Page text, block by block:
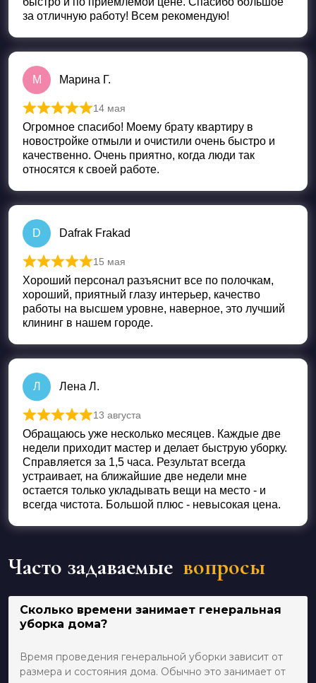
за отличную работу! Всем рекомендую!
М Марина Г.
Оценка
14 мая
Огромное спасибо! Моему брату квартиру в
новостройке отмыли и очистили очень быстро и
качественно. Очень приятно, когда люди так
относятся к своей работе.
D Dafrak Frakad
Оценка
15 мая
Хороший персонал разъяснит все по полочкам,
хороший, приятный глазу интерьер, качество
работы на высшем уровне, наверное, это лучший
клининг в нашем городе.
Л Лена Л.
Оценка из 5
13 августа
Обращаюсь уже несколько месяцев. Каждые две
недели приходит мастер и делает быструю уборку.
Справляется за 1,5 часа. Результат всегда
устраивает, на ближайшие две недели мне
остается только укладывать вещи на место - и
всегда чистота. Большой плюс - невысокая цена.
Часто задаваемые вопросы
Сколько времени занимает генеральная
уборка дома?
Время проведения генеральной уборки зависит от
размера и состояния дома. Обычно это занимает от